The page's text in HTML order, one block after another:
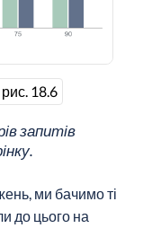
18.6
запитів
ми бачимо ті
до цього на